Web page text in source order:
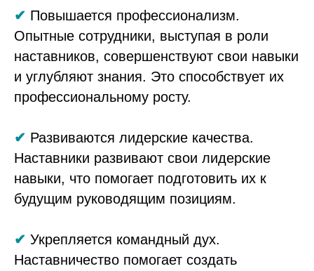
✔ Повышается профессионализм.
Опытные сотрудники, выступая в роли
наставников, совершенствуют свои навыки
и углубляют знания. Это способствует их
профессиональному росту.
✔ Развиваются лидерские качества.
Наставники развивают свои лидерские
навыки, что помогает подготовить их к
будущим руководящим позициям.
✔ Укрепляется командный дух.
Наставничество помогает создать